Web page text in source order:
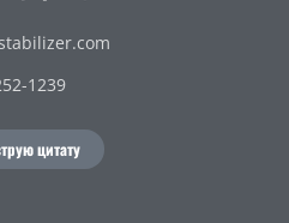
1239
цитату